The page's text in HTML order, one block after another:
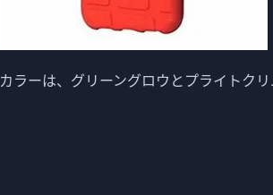
カラーは、グリーングロウとプライトクリ